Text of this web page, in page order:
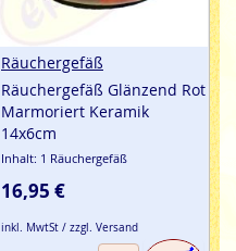
Räuchergefäß
Räuchergefäß Glänzend Rot
Marmoriert Keramik
14x6cm
Inhalt: 1 Räuchergefäß
16,95 €
inkl. MwtSt / zzgl. Versand